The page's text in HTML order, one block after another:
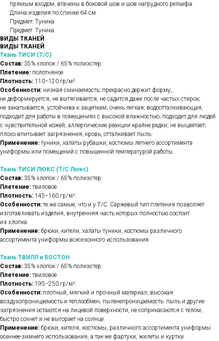
прямым входом, втачены в боковой шов и шов нагрудного рельефа.
Длина изделия по спинке 64 см.
Предмет: Туника
Предмет: Туника
ВИДЫ ТКАНЕЙ
ВИДЫ ТКАНЕЙ
Ткань ТИСИ (Т/С)
Состав: 35% хлопок / 65% полиэстер.
Плетение: полотняное.
Плотность: 110−120 гр/м².
Особенности: низкая сминаемость; прекрасно держит форму,
не деформируется, не вытягивается, не садится даже после частых стирок;
не закатывается, устойчива к зацепкам; очень легкая; водоотталкивающая,
подходит для работы в помещениях с высокой влажностью; подходит для людей
с чувствительной кожей, аллергические реакции крайне редки; не выцветает;
плохо впитывает загрязнения, кровь, отталкивает пыль.
Применение: туники, халаты рубашки, костюмы летнего ассортимента
униформы или помещений с повышенной температурой работы.
Ткань ТИСИ ЛЮКС (Т/С Люкс)
Состав: 35% хлопок / 65% полиэстер.
Плетение: твиловое.
Плотность: 145−160 гр/м².
Особенности: те же самые, что и у Т/С. Саржевый тип плетения позволяет
изготавливать изделия, внутренняя часть которых полностью состоит
из хлопка.
Применение: брюки, кители, халаты туники, костюмы различного
ассортимента униформы всесезонного использования.
Ткань ТВИЛЛ и БОСТОН
Состав: 35% хлопок / 65% полиэстер.
Плетение: твиловое.
Плотность: 195−250 гр/м².
Особенности: плотный, мягкий и прочный материал; высокая
воздухопроницаемость и теплообмен; пыленепроницаемость: пыль и другие
загрязнения остаются на лицевой поверхности, не соприкасаются с телом;
быстро сохнет и не выгорает на солнце.
Применение: брюки, кителя, костюмы, различного ассортимента униформы
осеннее-зимнего использования, а так-же фартуки, жилеты и куртки.